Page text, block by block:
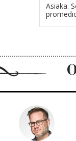
Asiaka.